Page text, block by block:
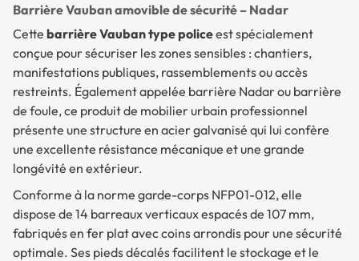
Barrière Vauban amovible de sécurité – Nadar
Cette barrière Vauban type policeest spécialement
conçue pour sécuriser les zones sensibles : chantiers,
manifestations publiques, rassemblements ou accès
restreints. Également appelée barrière Nadar ou barrière
de foule, ce produit de mobilier urbain professionnel
présente une structure en acier galvanisé qui lui confère
une excellente résistance mécanique et une grande
longévité en extérieur.
Conforme à la norme garde-corps NFP01-012, elle
dispose de 14 barreaux verticaux espacés de 107 mm,
fabriqués en fer plat avec coins arrondis pour une sécurité
optimale. Ses pieds décalés facilitent le stockage et le